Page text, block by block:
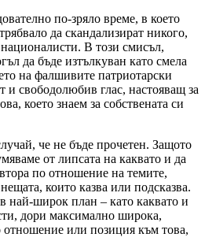
по-зряло време, в което
да скандализират никого,
В този смисъл,
да бъде изтълкуван като смела
на фалшивите патриотарски
и свободолюбив глас, настояващ за
което знаем за собствената си
че не бъде прочетен. Защото
от липсата на каквато и да
по отношение на темите,
които казва или подсказва.
най-широк план – като каквато и
дори максимално широка,
или позиция към това,